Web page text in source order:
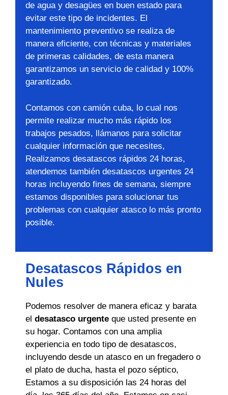
de agua y desagües en buen estado para
evitar este tipo de incidentes. El
mantenimiento preventivo se realiza de
manera eficiente, con técnicas y materiales
de primeras calidades, de esta manera
garantizamos un servicio de calidad y 100%
garantizado.
Contamos con camión cuba, lo cual nos
permite realizar mucho más rápido los
trabajos pesados, llámanos para solicitar
cualquier información que necesites,
Realizamos desatascos rápidos 24 horas,
atendemos también desatascos urgentes 24
horas incluyendo fines de semana, siempre
estamos disponibles para solucionar tus
problemas con cualquier atasco lo más pronto
posible.
Desatascos Rápidos en
Nules
Podemos resolver de manera eficaz y barata
el desatasco urgente que usted presente en
su hogar. Contamos con una amplia
experiencia en todo tipo de desatascos,
incluyendo desde un atasco en un fregadero o
el plato de ducha, hasta el pozo séptico,
Estamos a su disposición las 24 horas del